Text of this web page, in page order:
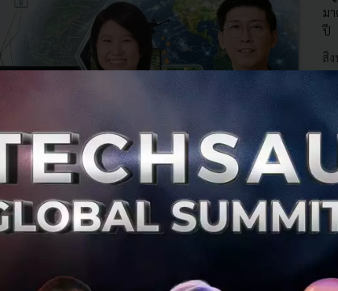
ม
ปี
สิ